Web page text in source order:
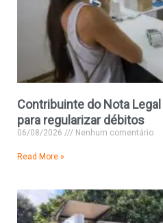
Contribuinte do Nota
para regularizar débitos
06/08/2026 Nenhum comentário
Read More »